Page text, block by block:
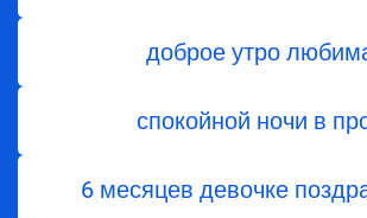
доброе утро
спокойной ночи в
6 месяцев девочке